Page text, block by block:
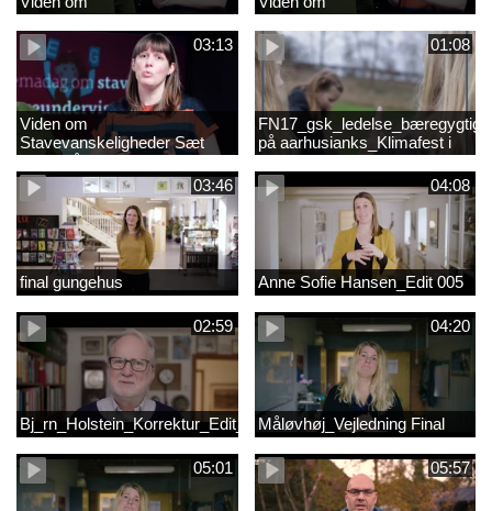
stavevanskeligheder
stavevanskeligheder
03:13
Viden om
Stavevanskeligheder Sæt
fokus på stavning
01:08
på aarhusianks_Klimafest i
børnehøjde
03:46
final gungehus
04:08
Anne Sofie Hansen_Edit 005
02:59 04:20
Måløvhøj_Vejledning Final
05:01 05:57